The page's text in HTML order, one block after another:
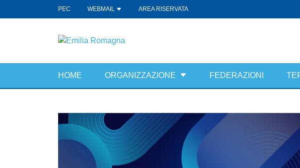
PEC WEBMAIL AREA RISERVATA
HOME ORGANIZZAZIONE FEDERAZIONI